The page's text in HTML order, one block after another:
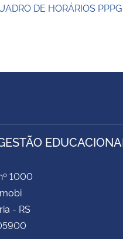
DE HORÁRIOS
1000
- RS